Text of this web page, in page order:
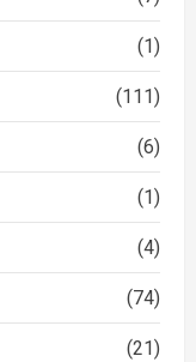
(1)
(111)
(6)
(1)
(4)
(74)
(21)